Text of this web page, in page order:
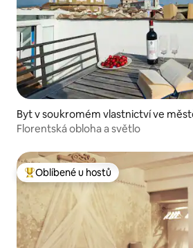
Byt v soukromém vlastnictví ve
cie
Florentská obloha a světlo
Nejlepší v kategorii Oblíbené u hostů
Oblíbené u hostů